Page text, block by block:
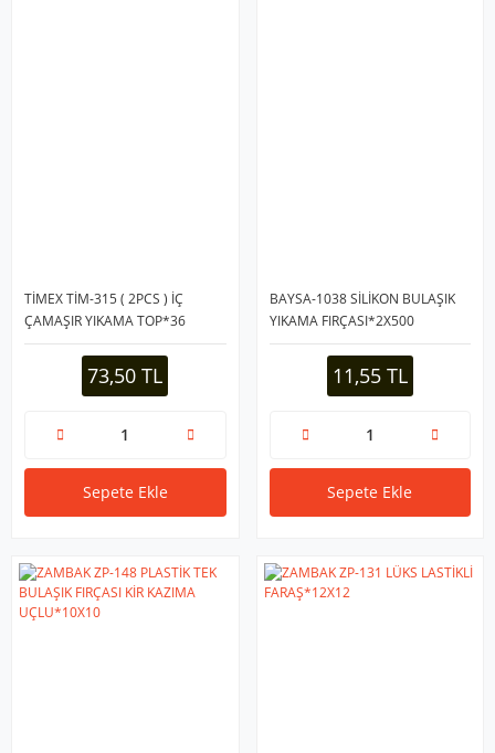
TİMEX TİM-315 ( 2PCS ) İÇ
ÇAMAŞIR YIKAMA TOP*36
73,50 TL
Sepete Ekle
BAYSA-1038 SİLİKON BULAŞIK
YIKAMA FIRÇASI*2X500
11,55 TL
Sepete Ekle